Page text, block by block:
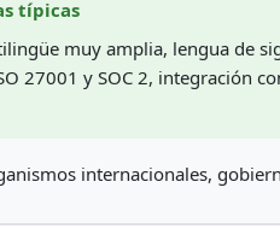
típicas
muy amplia, lengua de
27001 y SOC 2, integración
internacionales,